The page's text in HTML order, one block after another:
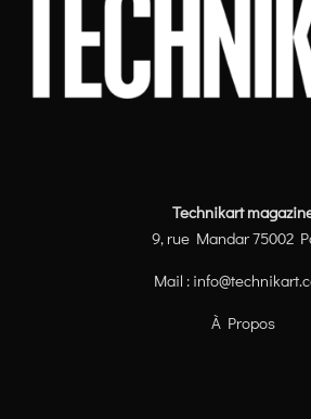
Technikart
9, rue Mandar 75002
Mail :
À Propos